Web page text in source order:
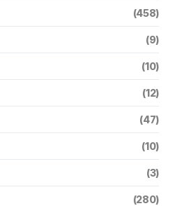
(458)
(9)
(10)
(12)
(47)
(10)
(3)
(280)